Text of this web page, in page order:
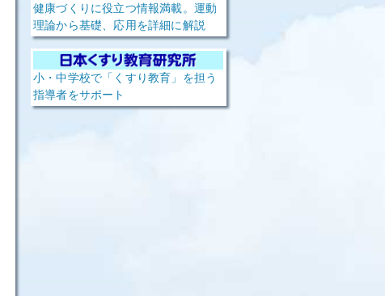
健康づくりに役立つ情報満載。運動
理論から基礎、応用を詳細に解説
小・中学校で「くすり教育」を担う
指導者をサポート